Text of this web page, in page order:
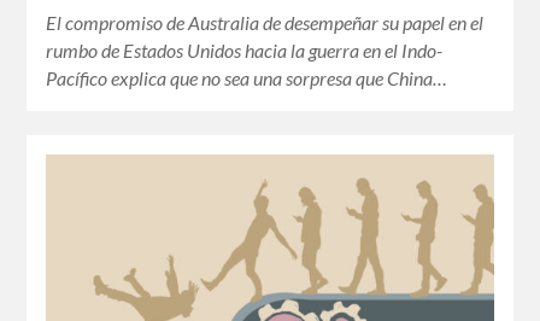
El compromiso de Australia de desempeñar su papel en el
rumbo de Estados Unidos hacia la guerra en el Indo-
Pacífico explica que no sea una sorpresa que China…